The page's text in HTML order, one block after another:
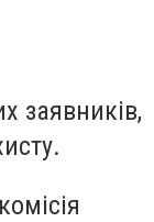
заявників,